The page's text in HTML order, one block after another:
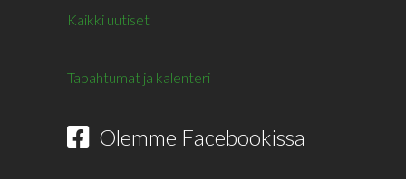
Kaikki uutiset
Tapahtumat ja kalenteri
Olemme Facebookissa